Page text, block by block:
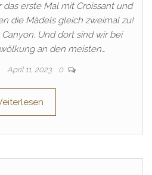
erste Mal mit Croissant und
die Mädels gleich zweimal zu!
Canyon. Und dort sind wir bei
an den meisten…
April 11, 2023 0